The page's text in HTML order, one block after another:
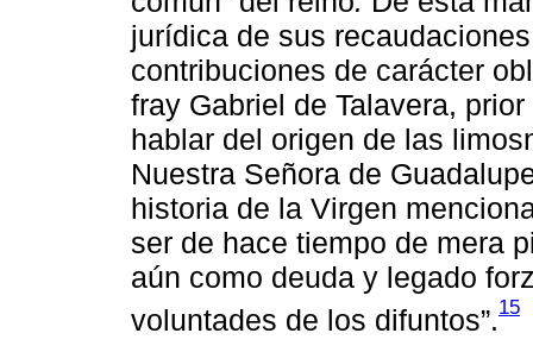
jurídica de sus
contribuciones de carácter
fray Gabriel de Talavera,
hablar del origen de las
Nuestra Señora de
historia de la Virgen
ser de hace tiempo de mera
aún como deuda y legado
voluntades de los difuntos”.15